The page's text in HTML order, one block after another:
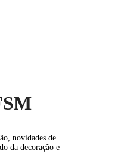
novidades de
da decoração e